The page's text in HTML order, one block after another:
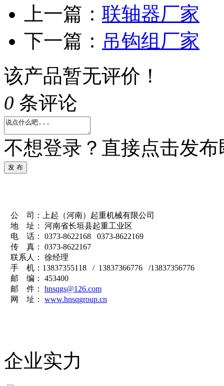
上一篇： 联轴器厂家
下一篇： 吊钩组厂家
该产品暂无评价！
0 条评论
不想登录？直接点击发
发 布
公 司：上起（河南）起重机械有限公司
地 址： 河南省长垣县起重工业区
电 话： 0373-8622168 0373-8622169
传 真： 0373-8622167
联系人： 徐经理
手 机：13837355118 / 13837366776 /13837356776
邮 编： 453400
邮 件： hnsqgs@126.com
网 址： www.hnsqgroup.cn
企业实力